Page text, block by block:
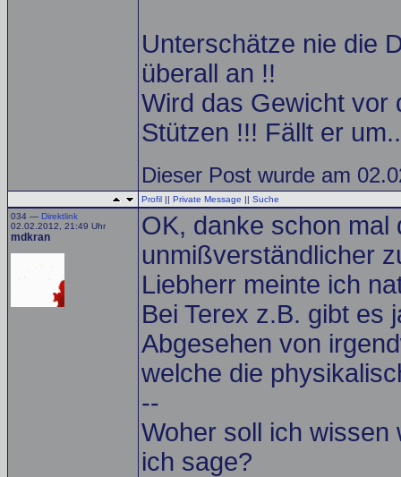
Unterschätze nie die
überall an !!
Wird das Gewicht vor
Stützen !!! Fällt er
Dieser Post wurde am
Profil || Private Message || Suche
034 — Direktlink
02.02.2012, 21:49 Uhr
mdkran
OK, danke schon mal
unmißverständlicher
Liebherr meinte ich
Bei Terex z.B. gibt es
Abgesehen von
welche die
--
Woher soll ich
ich sage?